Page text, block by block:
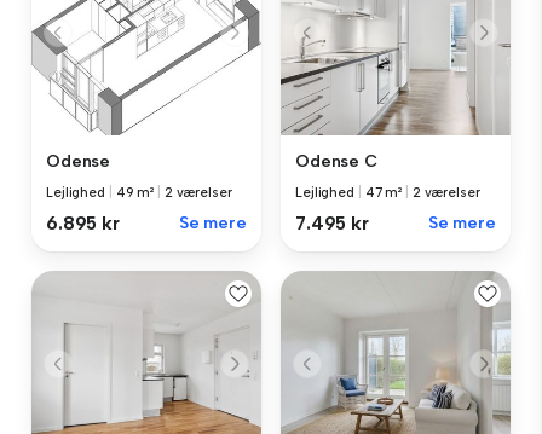
Odense
Lejlighed 49 m² 2 værelser
6.895 kr Se mere
Odense C
Lejlighed 47 m² 2 værelser
7.495 kr Se mere